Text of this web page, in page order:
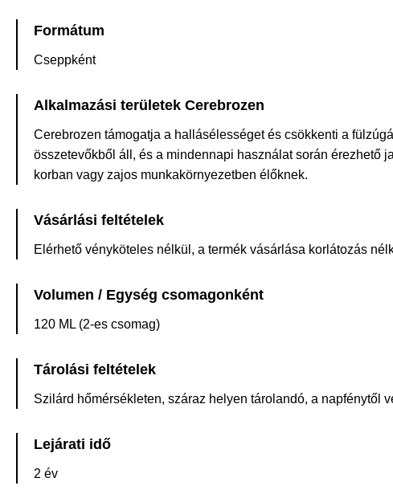
Formátum
Cseppként
Alkalmazási területek Cerebrozen
Cerebrozen támogatja a hallásélességet és csökkenti a
összetevőkből áll, és a mindennapi használat során érezhető
korban vagy zajos munkakörnyezetben élőknek.
Vásárlási feltételek
Elérhető vényköteles nélkül, a termék vásárlása korlátozás
Volumen / Egység csomagonként
120 ML (2-es csomag)
Tárolási feltételek
Szilárd hőmérsékleten, száraz helyen tárolandó, a napfénytől
Lejárati idő
2 év